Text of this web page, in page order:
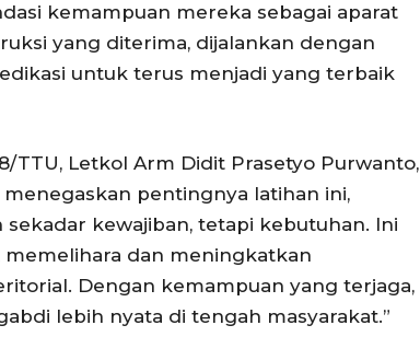
kemampuan mereka sebagai aparat
yang diterima, dijalankan dengan
untuk terus menjadi yang terbaik
TTU, Letkol Arm Didit Prasetyo Purwanto,
menegaskan pentingnya latihan ini,
kewajiban, tetapi kebutuhan. Ini
dan meningkatkan
Dengan kemampuan yang terjaga,
lebih nyata di tengah masyarakat.”